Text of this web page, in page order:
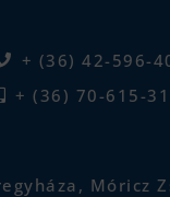
+ (36) 42-596-
+ (36) 70-615-
Móricz